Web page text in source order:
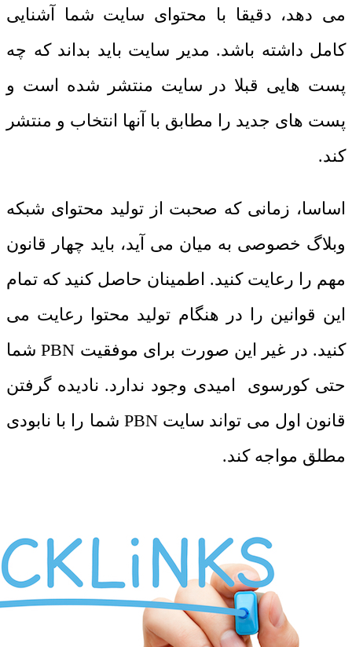
می دهد، دقیقا با محتوای سایت شما آشنایی
کامل داشته باشد. مدیر سایت باید بداند که چه
پست هایی قبلا در سایت منتشر شده است و
پست های جدید را مطابق با آنها انتخاب و منتشر
کند.
اساسا، زمانی که صحبت از تولید محتوای شبکه
وبلاگ خصوصی به میان می آید، باید چهار قانون
مهم را رعایت کنید. اطمینان حاصل کنید که تمام
این قوانین را در هنگام تولید محتوا رعایت می
کنید. در غیر این صورت برای موفقیت PBN شما
حتی کورسوی امیدی وجود ندارد. نادیده گرفتن
قانون اول می تواند سایت PBN شما را با نابودی
مطلق مواجه کند.